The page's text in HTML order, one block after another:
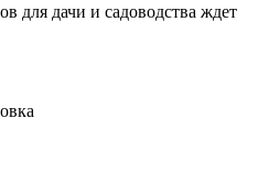
для дачи и садоводства ждет